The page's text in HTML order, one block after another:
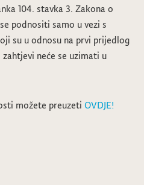
104. stavka 3. Zakona o
podnositi samo u vezi s
su u odnosu na prvi prijedlog
neće se uzimati u
možete preuzeti OVDJE!